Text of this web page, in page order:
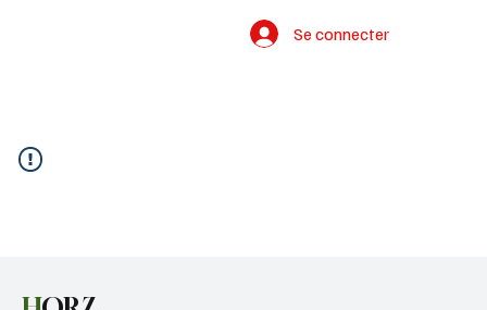
Se connecter